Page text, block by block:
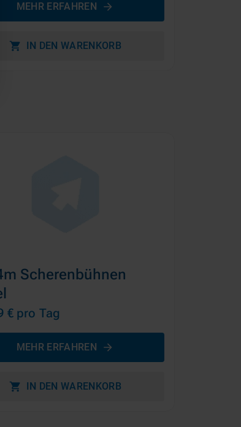
MEHR ERFAHREN
IN DEN WARENKORB
Scherenbühnen
€ pro Tag
MEHR ERFAHREN
IN DEN WARENKORB